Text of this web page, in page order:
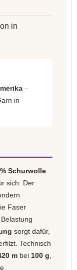
in
–
in
Schurwolle
sich: Der
Faser
sorgt dafür,
Technisch
m bei 100 g